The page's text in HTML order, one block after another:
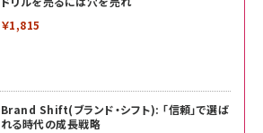
￥1,815
Brand Shift(ブランド・シフト): 「信頼」で選ば
れる時代の成長戦略